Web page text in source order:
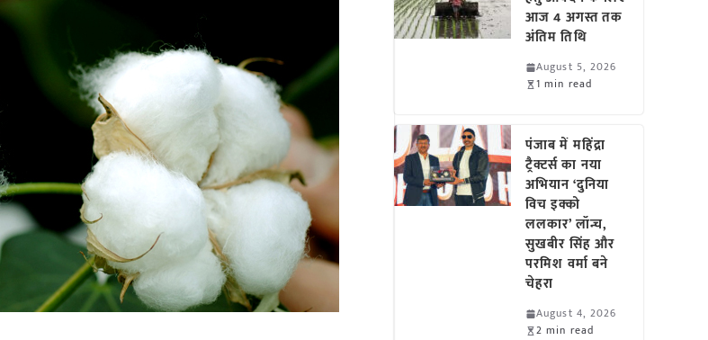
आज 4 अगस्त तक
अंतिम तिथि
August 5, 2026
1 min read
पंजाब में महिंद्रा
ट्रैक्टर्स का नया
अभियान ‘दुनिया
विच इक्को
ललकार’ लॉन्च,
सुखबीर सिंह और
परमिश वर्मा बने
चेहरा
August 4, 2026
2 min read